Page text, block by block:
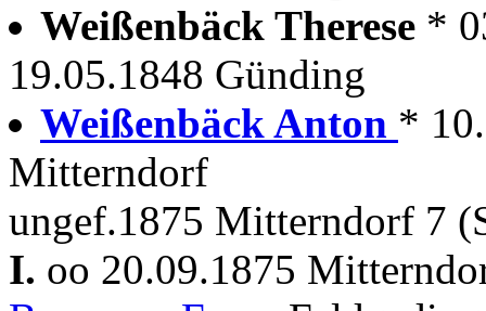
Weißenbäck Therese *
19.05.1848 Günding
Weißenbäck Anton *
Mitterndorf
ungef.1875 Mitterndorf 7
I. oo 20.09.1875